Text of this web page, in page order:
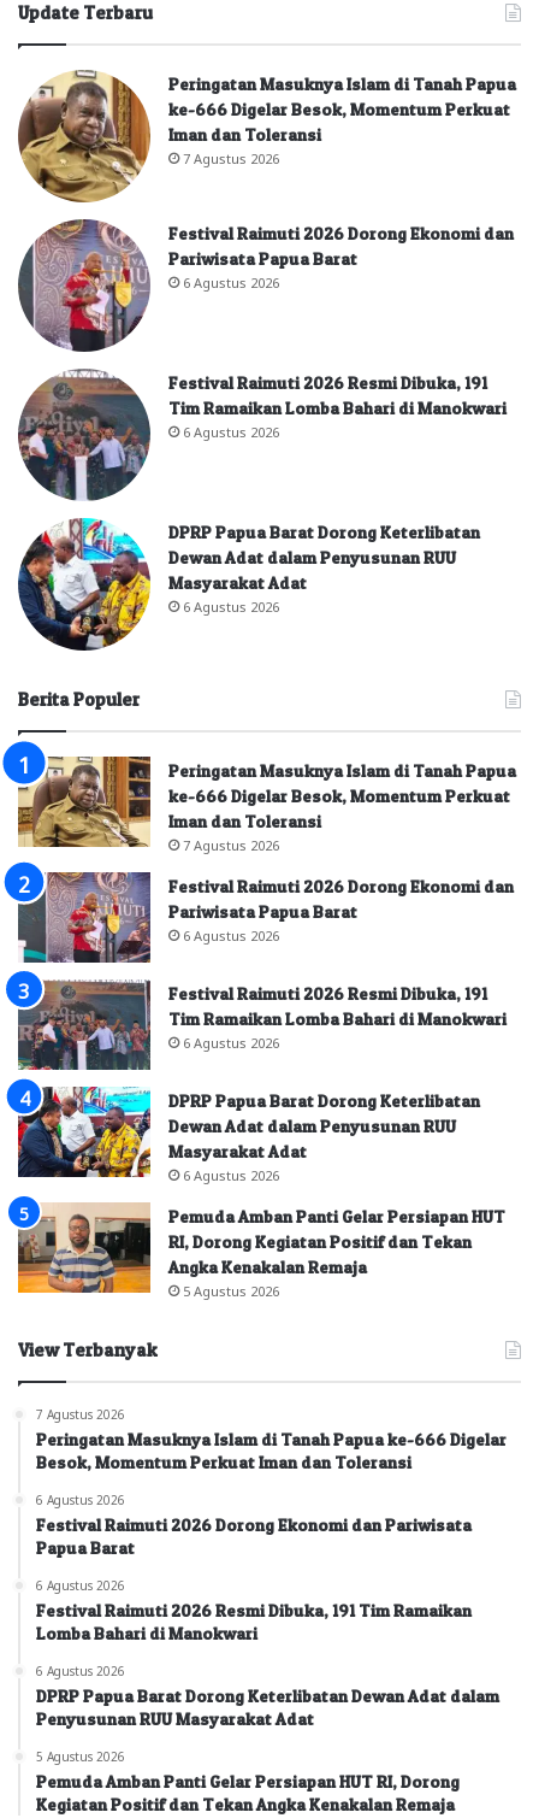
Update Terbaru
Peringatan Masuknya Islam di Tanah Papua
ke-666 Digelar Besok, Momentum Perkuat
Iman dan Toleransi
7 Agustus 2026
Festival Raimuti 2026 Dorong Ekonomi dan
Pariwisata Papua Barat
6 Agustus 2026
Festival Raimuti 2026 Resmi Dibuka, 191
Tim Ramaikan Lomba Bahari di Manokwari
6 Agustus 2026
DPRP Papua Barat Dorong Keterlibatan
Dewan Adat dalam Penyusunan RUU
Masyarakat Adat
6 Agustus 2026
Berita Populer
Peringatan Masuknya Islam di Tanah Papua
ke-666 Digelar Besok, Momentum Perkuat
Iman dan Toleransi
7 Agustus 2026
Festival Raimuti 2026 Dorong Ekonomi dan
Pariwisata Papua Barat
6 Agustus 2026
Festival Raimuti 2026 Resmi Dibuka, 191
Tim Ramaikan Lomba Bahari di Manokwari
6 Agustus 2026
DPRP Papua Barat Dorong Keterlibatan
Dewan Adat dalam Penyusunan RUU
Masyarakat Adat
6 Agustus 2026
Pemuda Amban Panti Gelar Persiapan HUT
RI, Dorong Kegiatan Positif dan Tekan
Angka Kenakalan Remaja
5 Agustus 2026
View Terbanyak
7 Agustus 2026
Peringatan Masuknya Islam di Tanah Papua ke-666 Digelar
Besok, Momentum Perkuat Iman dan Toleransi
6 Agustus 2026
Festival Raimuti 2026 Dorong Ekonomi dan Pariwisata
Papua Barat
6 Agustus 2026
Festival Raimuti 2026 Resmi Dibuka, 191 Tim Ramaikan
Lomba Bahari di Manokwari
6 Agustus 2026
DPRP Papua Barat Dorong Keterlibatan Dewan Adat dalam
Penyusunan RUU Masyarakat Adat
5 Agustus 2026
Pemuda Amban Panti Gelar Persiapan HUT RI, Dorong
Kegiatan Positif dan Tekan Angka Kenakalan Remaja